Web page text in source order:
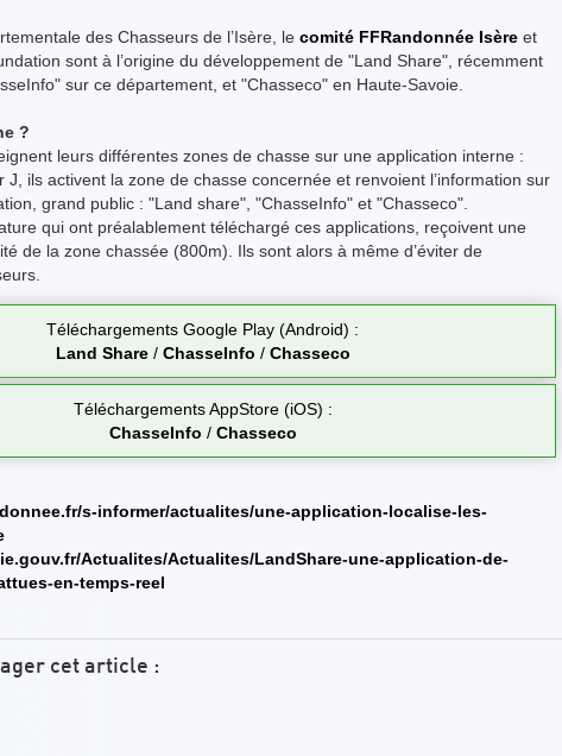
des Chasseurs de l’Isère, le comité FFRandonnée Isère et
sont à l’origine du développement de "Land Share", récemment
sur ce département, et "Chasseco" en Haute-Savoie.
?
leurs différentes zones de chasse sur une application interne :
J, ils activent la zone de chasse concernée et renvoient l’information sur
grand public : "Land share", "ChasseInfo" et "Chasseco".
qui ont préalablement téléchargé ces applications, reçoivent une
de la zone chassée (800m). Ils sont alors à même d’éviter de
Téléchargements Google Play (Android) :
Land Share/ ChasseInfo / Chasseco
Téléchargements AppStore (iOS) :
ChasseInfo / Chasseco
s-informer/actualites/une-application-localise-les-
Actualites/Actualites/LandShare-une-application-de-
en-temps-reel
cet article :